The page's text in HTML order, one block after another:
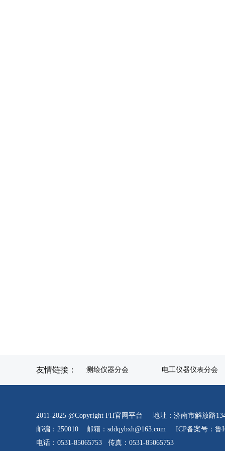
友情链接： 测绘仪器分会 电工仪器仪表分会
2011-2025 @Copyright FH官网平台 地址：济南市解放路
邮编：250010 邮箱：sddqybxh@163.com
ICP备案号：鲁
电话：0531-85065753 传真：0531-85065753